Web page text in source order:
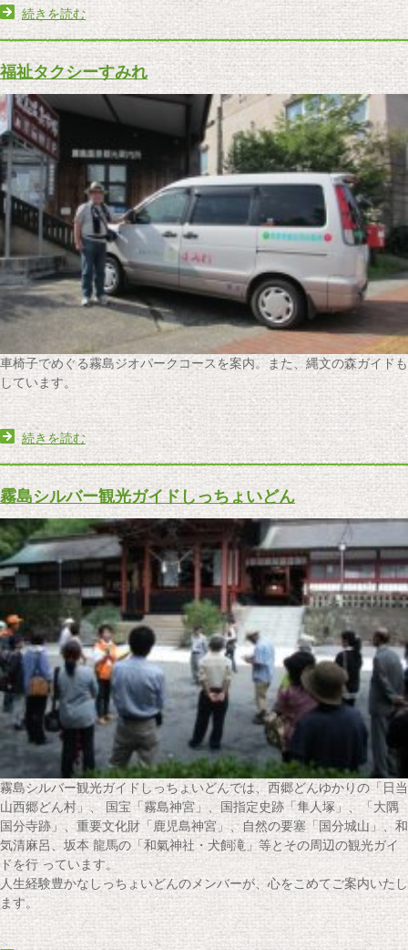
続きを読む
福祉タクシーすみれ
車椅子でめぐる霧島ジオパークコースを案内。また、縄文の森ガイドも
しています。
続きを読む
霧島シルバー観光ガイドしっちょいどん
霧島シルバー観光ガイドしっちょいどんでは、西郷どんゆかりの「日当
山西郷どん村」、 国宝「霧島神宮」、国指定史跡「隼人塚」、「大隅
国分寺跡」、重要文化財「鹿児島神宮」、自然の要塞「国分城山」、和
気清麻呂、坂本 龍馬の「和氣神社・犬飼滝」等とその周辺の観光ガイ
ドを行 っています。
人生経験豊かなしっちょいどんのメンバーが、心をこめてご案内いたし
ます。